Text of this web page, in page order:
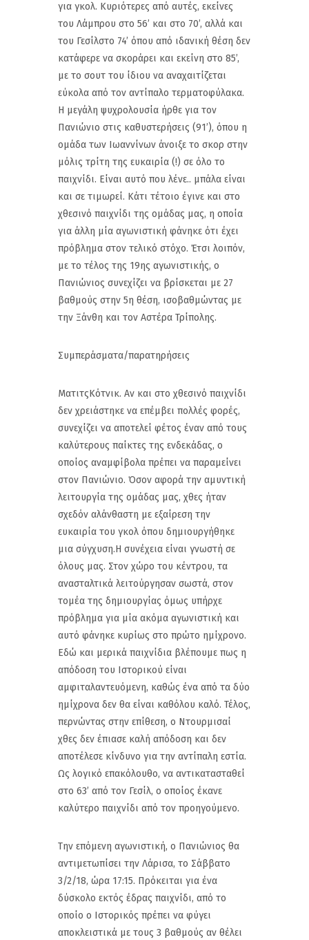
για γκολ. Κυριότερες από αυτές, εκείνες
του Λάμπρου στο 56’ και στο 70’, αλλά και
του Γεσίλστο 74’ όπου από ιδανική θέση δεν
κατάφερε να σκοράρει και εκείνη στο 85’,
με το σουτ του ίδιου να αναχαιτίζεται
εύκολα από τον αντίπαλο τερματοφύλακα.
Η μεγάλη ψυχρολουσία ήρθε για τον
Πανιώνιο στις καθυστερήσεις (91’), όπου η
ομάδα των Ιωαννίνων άνοιξε το σκορ στην
μόλις τρίτη της ευκαιρία (!) σε όλο το
παιχνίδι. Είναι αυτό που λένε.. μπάλα είναι
και σε τιμωρεί. Κάτι τέτοιο έγινε και στο
χθεσινό παιχνίδι της ομάδας μας, η οποία
για άλλη μία αγωνιστική φάνηκε ότι έχει
πρόβλημα στον τελικό στόχο. Έτσι λοιπόν,
με το τέλος της 19ης αγωνιστικής, ο
Πανιώνιος συνεχίζει να βρίσκεται με 27
βαθμούς στην 5η θέση, ισοβαθμώντας με
την Ξάνθη και τον Αστέρα Τρίπολης.
Συμπεράσματα/παρατηρήσεις
ΜατιτςΚότνικ. Αν και στο χθεσινό παιχνίδι
δεν χρειάστηκε να επέμβει πολλές φορές,
συνεχίζει να αποτελεί φέτος έναν από τους
καλύτερους παίκτες της ενδεκάδας, ο
οποίος αναμφίβολα πρέπει να παραμείνει
στον Πανιώνιο. Όσον αφορά την αμυντική
λειτουργία της ομάδας μας, χθες ήταν
σχεδόν αλάνθαστη με εξαίρεση την
ευκαιρία του γκολ όπου δημιουργήθηκε
μια σύγχυση.Η συνέχεια είναι γνωστή σε
όλους μας. Στον χώρο του κέντρου, τα
ανασταλτικά λειτούργησαν σωστά, στον
τομέα της δημιουργίας όμως υπήρχε
πρόβλημα για μία ακόμα αγωνιστική και
αυτό φάνηκε κυρίως στο πρώτο ημίχρονο.
Εδώ και μερικά παιχνίδια βλέπουμε πως η
απόδοση του Ιστορικού είναι
αμφιταλαντευόμενη, καθώς ένα από τα δύο
ημίχρονα δεν θα είναι καθόλου καλό. Τέλος,
περνώντας στην επίθεση, ο Ντουρμισαί
χθες δεν έπιασε καλή απόδοση και δεν
αποτέλεσε κίνδυνο για την αντίπαλη εστία.
Ως λογικό επακόλουθο, να αντικατασταθεί
στο 63’ από τον Γεσίλ, ο οποίος έκανε
καλύτερο παιχνίδι από τον προηγούμενο.
Την επόμενη αγωνιστική, ο Πανιώνιος θα
αντιμετωπίσει την Λάρισα, το Σάββατο
3/2/18, ώρα 17:15. Πρόκειται για ένα
δύσκολο εκτός έδρας παιχνίδι, από το
οποίο ο Ιστορικός πρέπει να φύγει
αποκλειστικά με τους 3 βαθμούς αν θέλει